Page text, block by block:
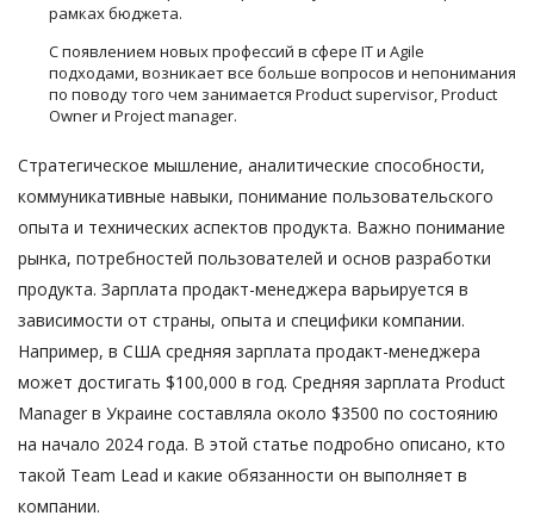
рамках бюджета.
С появлением новых профессий в сфере IT и Agile
подходами, возникает все больше вопросов и непонимания
по поводу того чем занимается Product supervisor, Product
Owner и Project manager.
Стратегическое мышление, аналитические способности,
коммуникативные навыки, понимание пользовательского
опыта и технических аспектов продукта. Важно понимание
рынка, потребностей пользователей и основ разработки
продукта. Зарплата продакт-менеджера варьируется в
зависимости от страны, опыта и специфики компании.
Например, в США средняя зарплата продакт-менеджера
может достигать $100,000 в год. Средняя зарплата Product
Manager в Украине составляла около $3500 по состоянию
на начало 2024 года. В этой статье подробно описано, кто
такой Team Lead и какие обязанности он выполняет в
компании.